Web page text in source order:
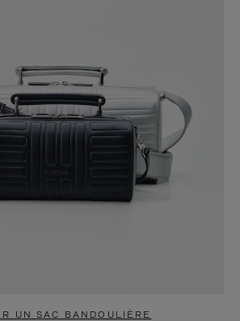
UN SAC BANDOULIÈRE